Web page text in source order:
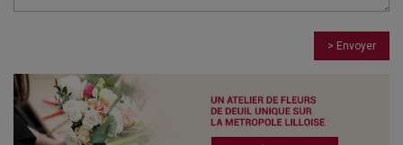
> Envoyer